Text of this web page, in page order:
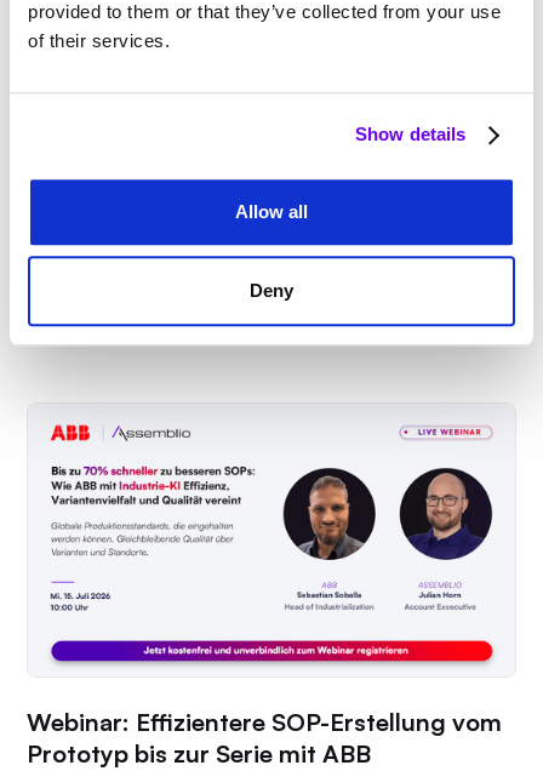
provided to them or that they’ve collected from your use
of their services.
Show details
Allow all
Deny
einsatzfähigen Mannschaft
Wie Sie mit EDAG und Assemblio Montagewissen
sichern und Mitarbeitende schneller einlernen.
Webinar: Effizientere SOP-Erstellung vom
Prototyp bis zur Serie mit ABB